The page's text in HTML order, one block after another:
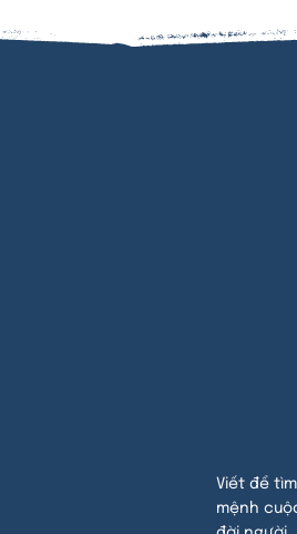
Viết để
mệnh